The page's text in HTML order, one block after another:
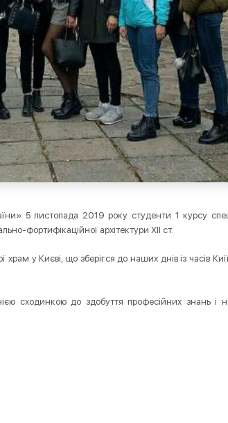
5 листопада 2019 року студенти 1 курсу
фортифікаційної архітектури XII ст.
у Києві, що зберігся до наших днів із часів
сходинкою до здобуття професійних знань і